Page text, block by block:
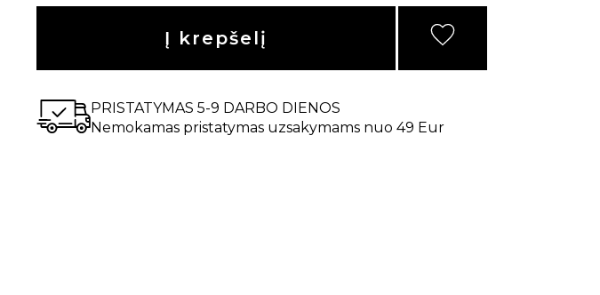
Į krepšelį
PRISTATYMAS 5-9 DARBO DIENOS
Nemokamas pristatymas uzsakymams nuo 49 Eur